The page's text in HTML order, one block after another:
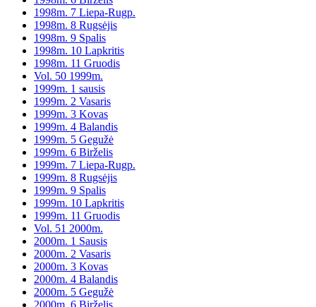
1998m. 7 Liepa-Rugp.
1998m. 8 Rugsėjis
1998m. 9 Spalis
1998m. 10 Lapkritis
1998m. 11 Gruodis
Vol. 50 1999m.
1999m. 1 sausis
1999m. 2 Vasaris
1999m. 3 Kovas
1999m. 4 Balandis
1999m. 5 Gegužė
1999m. 6 Birželis
1999m. 7 Liepa-Rugp.
1999m. 8 Rugsėjis
1999m. 9 Spalis
1999m. 10 Lapkritis
1999m. 11 Gruodis
Vol. 51 2000m.
2000m. 1 Sausis
2000m. 2 Vasaris
2000m. 3 Kovas
2000m. 4 Balandis
2000m. 5 Gegužė
2000m. 6 Birželis